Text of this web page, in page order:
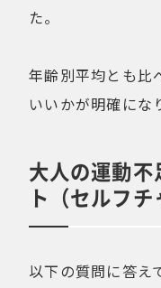
た。
年齢別平均とも比
いいかが明確にな
大人の運動
ト（セルフチ
以下の質問に答え